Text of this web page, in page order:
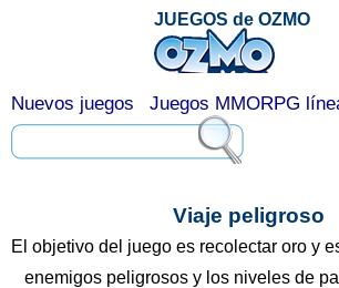
Viaje peligroso
El objetivo del juego es recolectar oro y
enemigos peligrosos y los niveles de
JUEGOS de OZMO
Nuevos juegos Juegos MMORPG